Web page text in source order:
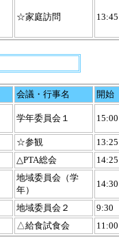
☆家庭訪問 13:45
会議・行事名 開始
学年委員会１ 15:00
☆参観
13:25
△PTA総会 14:25
地域委員会（学
年）
14:30
地域委員会２
9:30
△給食試食会 11:00